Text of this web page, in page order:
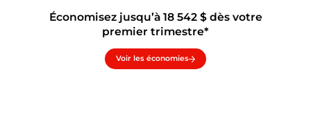
Économisez jusqu’à 18 542 $ dès votre
premier trimestre*
Voir les économies